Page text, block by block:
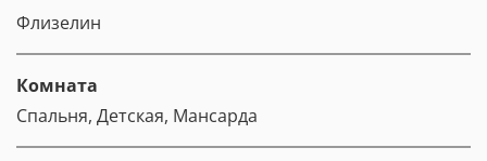
Флизелин
Комната
Спальня, Детская, Мансарда